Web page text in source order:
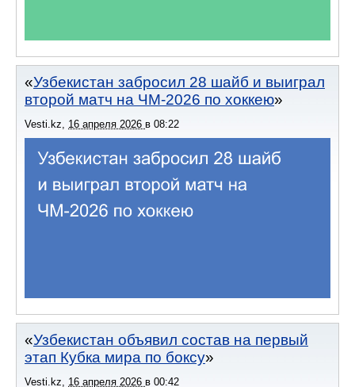
Узбекистан забросил 28 шайб и выиграл
второй матч на ЧМ-2026 по хоккею
Vesti.kz, 16 апреля 2026 в 08:22
Узбекистан объявил состав на первый
этап Кубка мира по боксу
Vesti.kz 16 апреля 2026 в 00:42